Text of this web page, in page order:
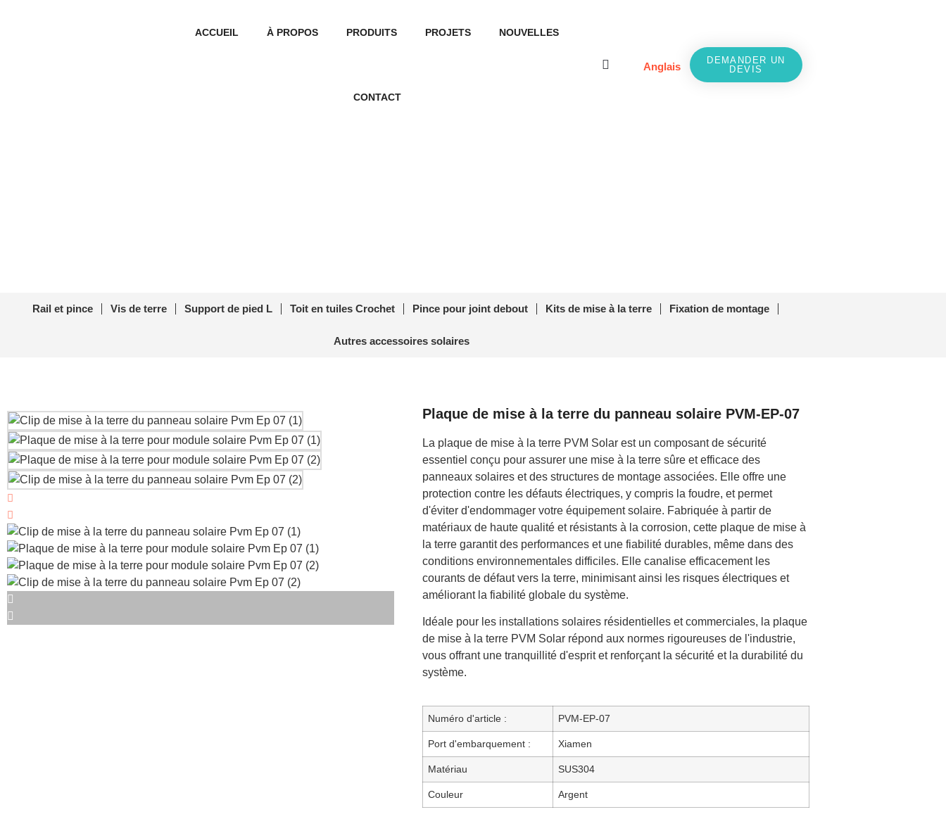
ACCUEIL À PROPOS PRODUITS PROJETS NOUVELLES
CONTACT
Anglais
DEMANDER UN
DEVIS
Rail et pince Vis de terre Support de pied L Toit en tuiles Crochet Pince pour joint debout Kits de mise à la terre Fixation de montage
Autres accessoires solaires
Plaque de mise à la terre du panneau solaire PVM-EP-07
La plaque de mise à la terre PVM Solar est un composant de sécurité
essentiel conçu pour assurer une mise à la terre sûre et efficace des
panneaux solaires et des structures de montage associées. Elle offre une
protection contre les défauts électriques, y compris la foudre, et permet
d'éviter d'endommager votre équipement solaire. Fabriquée à partir de
matériaux de haute qualité et résistants à la corrosion, cette plaque de mise à
la terre garantit des performances et une fiabilité durables, même dans des
conditions environnementales difficiles. Elle canalise efficacement les
courants de défaut vers la terre, minimisant ainsi les risques électriques et
améliorant la fiabilité globale du système.
Idéale pour les installations solaires résidentielles et commerciales, la plaque
de mise à la terre PVM Solar répond aux normes rigoureuses de l'industrie,
vous offrant une tranquillité d'esprit et renforçant la sécurité et la durabilité du
système.
Numéro d'article : PVM-EP-07
Port d'embarquement : Xiamen
Matériau SUS304
Couleur Argent